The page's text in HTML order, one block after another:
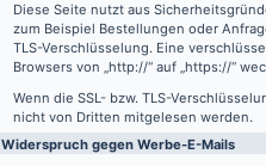
Diese Seite nutzt aus
zum Beispiel Bestellungen oder
TLS-Verschlüsselung. Eine
Browsers von „http://“ auf „https://“
Wenn die SSL- bzw. TLS-
nicht von Dritten mitgelesen werden.
Widerspruch gegen Werbe-E-Mails